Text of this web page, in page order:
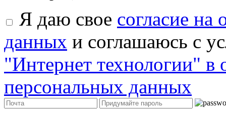
Я даю свое согласие на
данных и соглашаюсь с
"Интернет технологии" в
персональных данных